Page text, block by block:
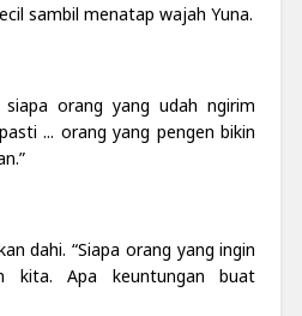
sambil menatap wajah Yuna.
siapa orang yang udah ngirim
... orang yang pengen bikin
dahi. “Siapa orang yang ingin
kita. Apa keuntungan buat